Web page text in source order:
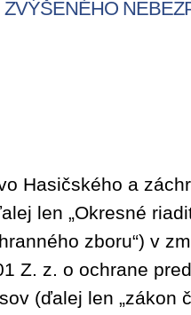
Hasičského a
len „Okresné
zboru“) v
Z. z. o ochrane
(ďalej len „zákon